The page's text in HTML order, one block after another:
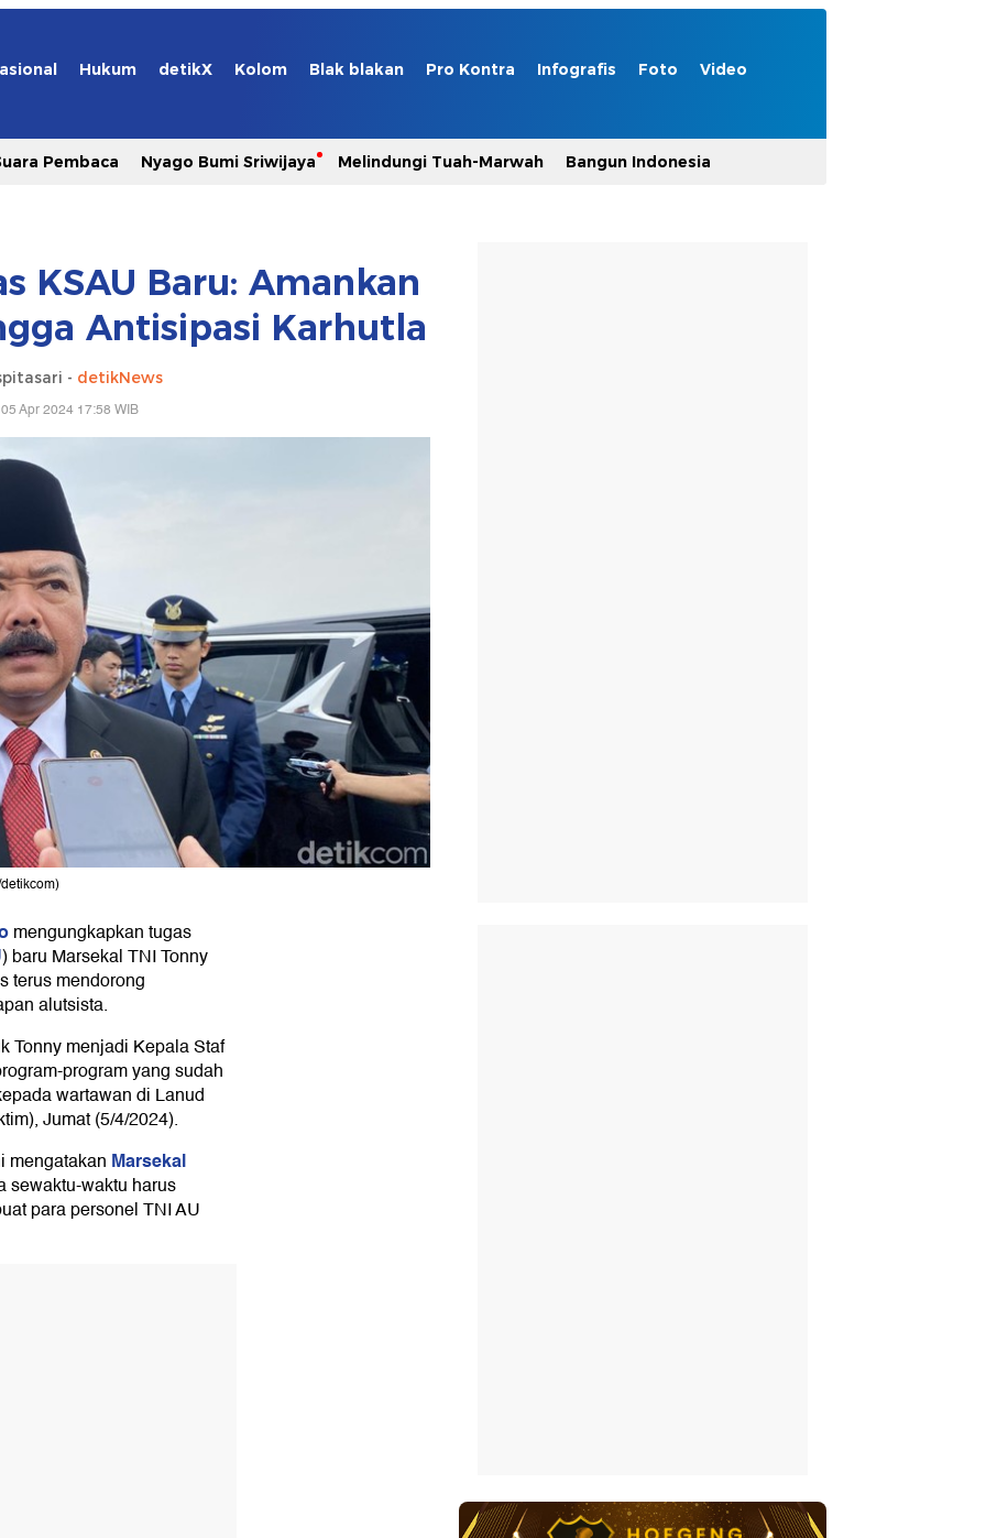
Hukum detikX Kolom Blak blakan Pro Kontra Infografis Foto Video
Pembaca Nyago Bumi Sriwijaya Melindungi Tuah-Marwah Bangun Indonesia
KSAU Baru: Amankan
Antisipasi Karhutla
- detikNews
Apr 2024 17:58 WIB
mengungkapkan tugas
) baru Marsekal TNI Tonny
terus mendorong
alutsista.
Tonny menjadi Kepala Staf
program yang sudah
wartawan di Lanud
Jumat (5/4/2024).
mengatakan Marsekal
sewaktu-waktu harus
para personel TNI AU